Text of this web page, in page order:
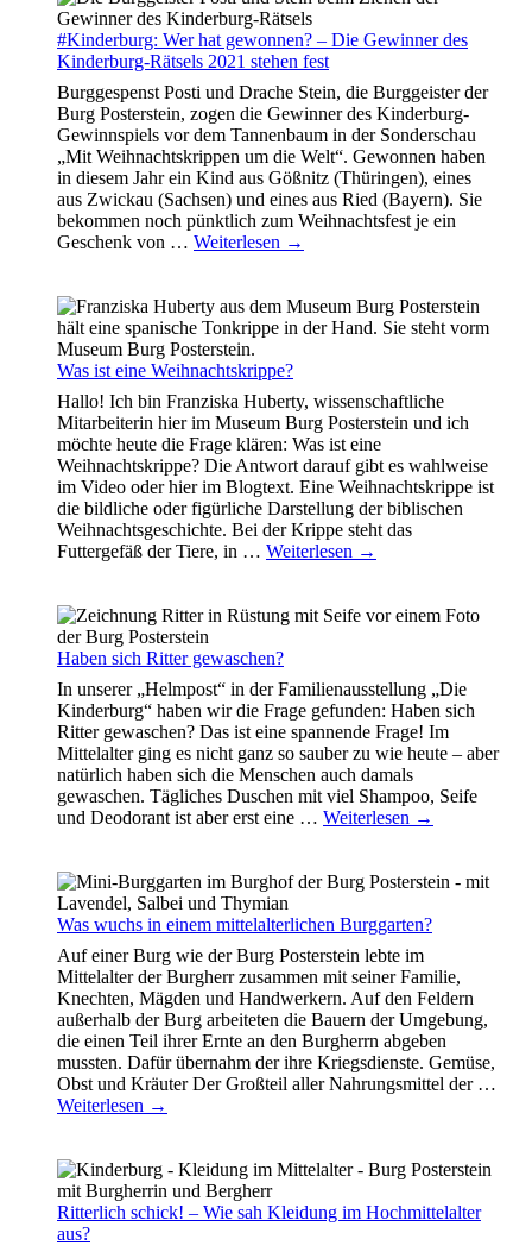
#Kinderburg: Wer hat gewonnen? – Die Gewinner des
Kinderburg-Rätsels 2021 stehen fest
Burggespenst Posti und Drache Stein, die Burggeister der
Burg Posterstein, zogen die Gewinner des Kinderburg-
Gewinnspiels vor dem Tannenbaum in der Sonderschau
„Mit Weihnachtskrippen um die Welt“. Gewonnen haben
in diesem Jahr ein Kind aus Gößnitz (Thüringen), eines
aus Zwickau (Sachsen) und eines aus Ried (Bayern). Sie
bekommen noch pünktlich zum Weihnachtsfest je ein
Geschenk von … Weiterlesen →
Was ist eine Weihnachtskrippe?
Hallo! Ich bin Franziska Huberty, wissenschaftliche
Mitarbeiterin hier im Museum Burg Posterstein und ich
möchte heute die Frage klären: Was ist eine
Weihnachtskrippe? Die Antwort darauf gibt es wahlweise
im Video oder hier im Blogtext. Eine Weihnachtskrippe ist
die bildliche oder figürliche Darstellung der biblischen
Weihnachtsgeschichte. Bei der Krippe steht das
Futtergefäß der Tiere, in … Weiterlesen →
Haben sich Ritter gewaschen?
In unserer „Helmpost“ in der Familienausstellung „Die
Kinderburg“ haben wir die Frage gefunden: Haben sich
Ritter gewaschen? Das ist eine spannende Frage! Im
Mittelalter ging es nicht ganz so sauber zu wie heute – aber
natürlich haben sich die Menschen auch damals
gewaschen. Tägliches Duschen mit viel Shampoo, Seife
und Deodorant ist aber erst eine … Weiterlesen →
Was wuchs in einem mittelalterlichen Burggarten?
Auf einer Burg wie der Burg Posterstein lebte im
Mittelalter der Burgherr zusammen mit seiner Familie,
Knechten, Mägden und Handwerkern. Auf den Feldern
außerhalb der Burg arbeiteten die Bauern der Umgebung,
die einen Teil ihrer Ernte an den Burgherrn abgeben
mussten. Dafür übernahm der ihre Kriegsdienste. Gemüse,
Obst und Kräuter Der Großteil aller Nahrungsmittel der …
Weiterlesen →
Ritterlich schick! – Wie sah Kleidung im Hochmittelalter
aus?